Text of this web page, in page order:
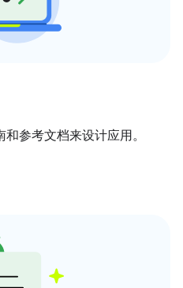
参考文档来设计应用。